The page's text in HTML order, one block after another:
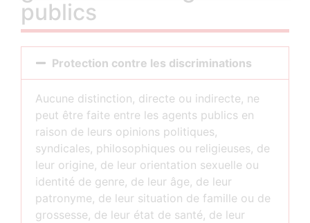
publics
Protection contre les discriminations
Aucune distinction, directe ou indirecte, ne
peut être faite entre les agents publics en
raison de leurs opinions politiques,
syndicales, philosophiques ou religieuses, de
leur origine, de leur orientation sexuelle ou
identité de genre, de leur âge, de leur
patronyme, de leur situation de famille ou de
grossesse, de leur état de santé, de leur